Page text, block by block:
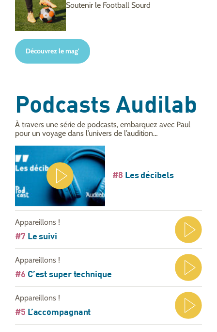
Soutenir le Football Sourd
Découvrez le mag'
Podcasts Audilab
À travers une série de podcasts, embarquez avec Paul
pour un voyage dans l’univers de l’audition…
#8 Les décibels
Appareillons !
#7 Le suivi
Appareillons !
#6 C’est super technique
Appareillons !
#5 L’accompagnant